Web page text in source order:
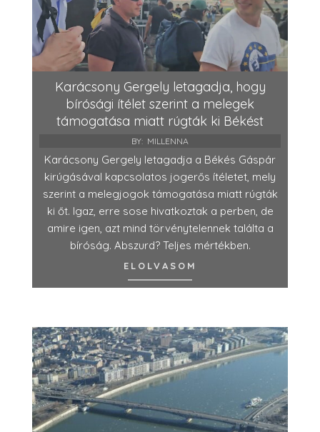
Karácsony Gergely letagadja, hogy
bírósági ítélet szerint a melegek
támogatása miatt rúgták ki Békést
BY: MILLENNA
Karácsony Gergely letagadja a Békés Gáspár
kirúgásával kapcsolatos jogerős ítéletet, mely
szerint a melegjogok támogatása miatt rúgták
ki őt. Igaz, erre sose hivatkoztak a perben, de
amire igen, azt mind törvénytelennek találta a
bíróság. Abszurd? Teljes mértékben.
ELOLVASOM